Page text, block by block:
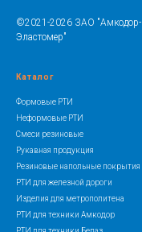
©2021-2026 ЗАО "Амкодор-
Эластомер"
Каталог
Формовые РТИ
Неформовые РТИ
Смеси резиновые
Рукавная продукция
Резиновые напольные покрытия
РТИ для железной дороги
Изделия для метрополитена
РТИ для техники Амкодор